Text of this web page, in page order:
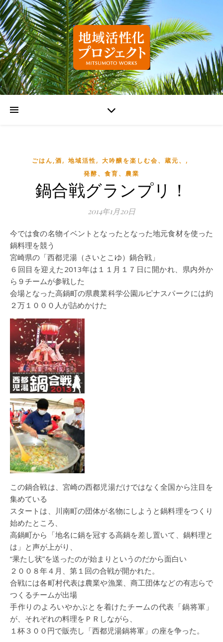
ごはん,酒, 地域活性, 大吟醸を楽しむ会、蔵元、 ,
発酵、食育、農業
鍋合戦グランプリ！
2014年1月20日
今では食の名物イベントとなったとなった地元食材を使った
鍋料理を競う
宮崎県の「西都児湯（さいとこゆ）鍋合戦」
６回目を迎えた2013年は１１月１７日に開かれ、県内外か
ら９チームが参戦した
会場となった高鍋町の県農業科学公園ルピナスパークには約
２万１０００人が詰めかけた
この鍋合戦は、宮崎の西都児湯だけではなく全国から注目を
集めている
スタートは、川南町の団体が名物にしようと鍋料理をつくり
始めたところ、
高鍋町から「地名に鍋を冠する高鍋を差し置いて、鍋料理と
は」と声が上がり、
“果たし状”を送ったのが始まりというのだから面白い
２００８年４月、第１回の合戦が開かれた。
合戦には各町村代表は農業や漁業、商工団体などの有志らで
つくるチームが出場
手作りのよろいやかぶとを着けたチームの代表「鍋将軍」
が、それぞれの料理をＰＲしながら、
１杯３００円で販売し「西都児湯鍋将軍」の座を争った。